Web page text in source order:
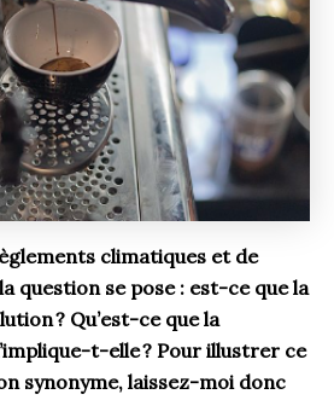
climatiques et de
question se pose : est-ce que la
? Qu’est-ce que la
t-elle? Pour illustrer ce
synonyme, laissez-moi donc